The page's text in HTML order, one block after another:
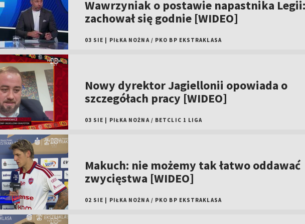
Wawrzyniak o postawie napastnika Legii:
zachował się godnie [WIDEO]
03 SIE PIŁKA NOŻNA / PKO BP EKSTRAKLASA
Nowy dyrektor Jagiellonii opowiada o
szczegółach pracy [WIDEO]
03 SIE PIŁKA NOŻNA / BETCLIC 1 LIGA
Makuch: nie możemy tak łatwo oddawać
zwycięstwa [WIDEO]
02 SIE PIŁKA NOŻNA / PKO BP EKSTRAKLASA